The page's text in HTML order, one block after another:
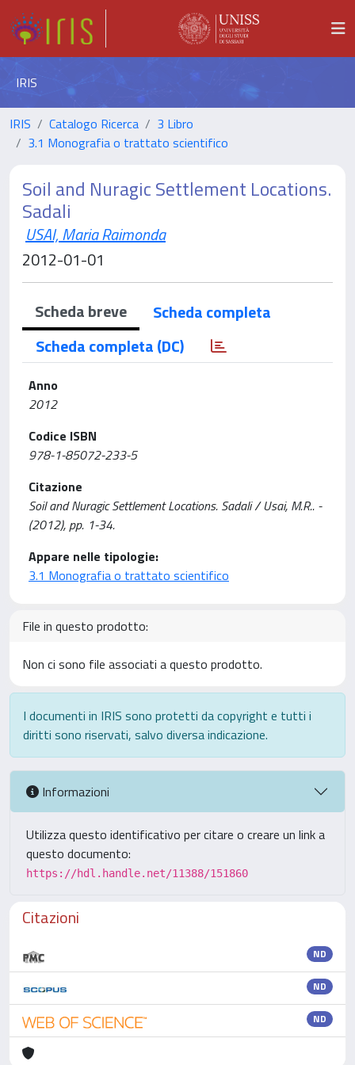
IRIS
IRIS Catalogo Ricerca
3 Libro
3.1 Monografia o trattato scientifico
Soil and Nuragic Settlement Locations.
Sadali
USAI, Maria Raimonda
2012-01-01
Scheda breve
Scheda completa
Scheda completa (DC)
Anno
2012
Codice ISBN
978-1-85072-233-5
Citazione
Soil and Nuragic Settlement Locations. Sadali / Usai, M.R.. -
(2012), pp. 1-34.
Appare nelle tipologie:
3.1 Monografia o trattato scientifico
File in questo prodotto:
Non ci sono file associati a questo prodotto.
I documenti in IRIS sono protetti da copyright e tutti i
diritti sono riservati, salvo diversa indicazione.
Informazioni
Utilizza questo identificativo per citare o creare un link a
questo documento:
https://hdl.handle.net/11388/151860
Citazioni
ND
ND
ND